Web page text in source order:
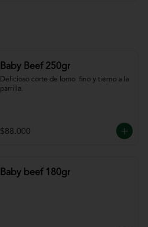
Baby Beef 250gr
Delicioso corte de lomo  fino y tierno a la
parrilla.
$88.000
Baby beef 180gr